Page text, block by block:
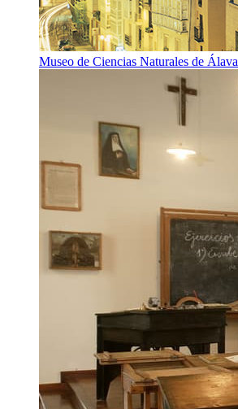
Museo de Ciencias Naturales de Álava